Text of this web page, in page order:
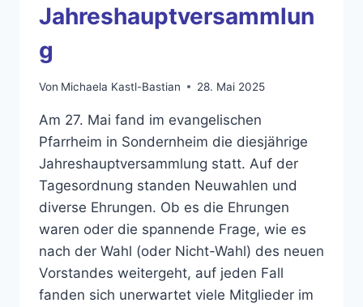
ERFOLG!
Jahreshauptversammlun
g
Von Michaela Kastl-Bastian 28. Mai 2025
Am 27. Mai fand im evangelischen
Pfarrheim in Sondernheim die diesjährige
Jahreshauptversammlung statt. Auf der
Tagesordnung standen Neuwahlen und
diverse Ehrungen. Ob es die Ehrungen
waren oder die spannende Frage, wie es
nach der Wahl (oder Nicht-Wahl) des neuen
Vorstandes weitergeht, auf jeden Fall
fanden sich unerwartet viele Mitglieder im